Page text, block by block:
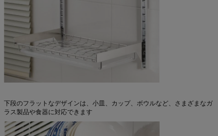
下段のフラットなデザインは、小皿、カップ、ボウルなど、さまざまなガ
ラス製品や食器に対応できます